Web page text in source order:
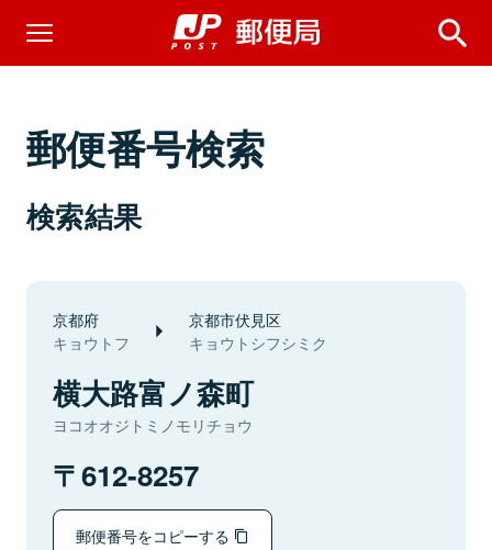
郵便番号検索
検索結果
京都府
キョウトフ
京都市伏見区
キョウトシフシミク
横大路富ノ森町
ヨコオオジトミノモリチョウ
612-8257
郵便番号をコピーする